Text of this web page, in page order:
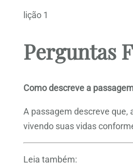
lição 1
Perguntas
Como descreve a
A passagem descreve que,
vivendo suas vidas
Leia também: